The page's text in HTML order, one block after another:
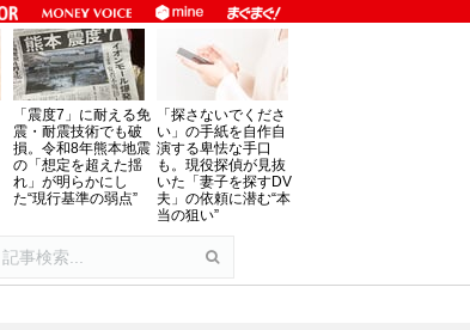
「震度7」に耐える免
震・耐震技術でも破
損。令和8年熊本地震
の「想定を超えた揺
れ」が明らかにし
た“現行基準の弱点”
「探さないでくださ
い」の手紙を自作自
演する卑怯な手口
も。現役探偵が見抜
いた「妻子を探すDV
夫」の依頼に潜む“本
当の狙い”